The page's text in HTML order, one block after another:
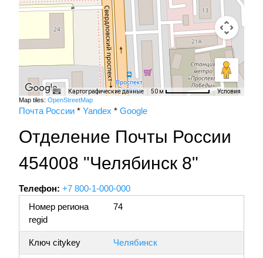
Картографические данные 50 м Условия
Map tiles: OpenStreetMap
Почта России * Yandex * Google
Отделение Почты России
454008 "Челябинск 8"
Телефон: +7 800-1-000-000
Номер региона
regid
74
Ключ citykey Челябинск